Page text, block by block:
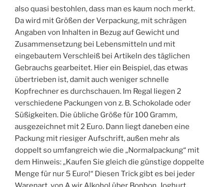
also quasi bestohlen, dass man es kaum noch merkt.
Da wird mit Größen der Verpackung, mit schrägen
Angaben von Inhalten in Bezug auf Gewicht und
Zusammensetzung bei Lebensmitteln und mit
eingebautem Verschleiß bei Artikeln des täglichen
Gebrauchs gearbeitet. Hier ein Beispiel, das etwas
übertrieben ist, damit auch weniger schnelle
Kopfrechner es durchschauen. Im Regal liegen 2
verschiedene Packungen von z. B. Schokolade oder
Süßigkeiten. Die übliche Größe für 100 Gramm,
ausgezeichnet mit 2 Euro. Dann liegt daneben eine
Packung mit riesiger Aufschrift, außen mehr als
doppelt so umfangreich wie die „Normalpackung“ mit
dem Hinweis: „Kaufen Sie gleich die günstige doppelte
Menge für nur 5 Euro!“ Diesen Trick gibt es bei jeder